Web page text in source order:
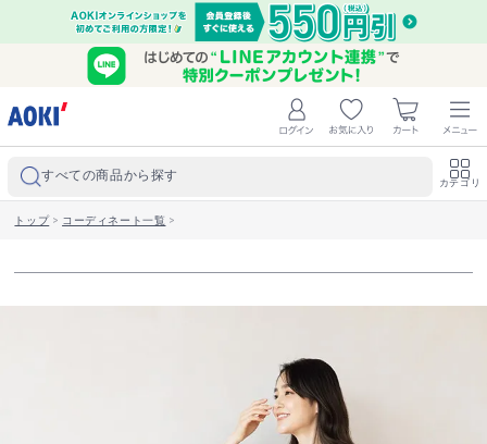
すべての商品から探す カテゴリ
トップ> コーディネート一覧 >